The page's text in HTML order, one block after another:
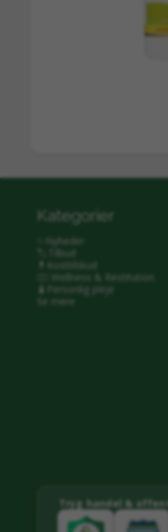
Kategorier
✨Nyheder
🏷️Tilbud
💊Kosttilskud
🧖‍♂️ Wellness & Restitution
🧴Personlig pleje
Se mere